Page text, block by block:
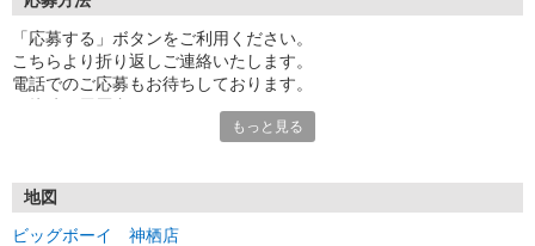
「応募する」ボタンをご利用ください。
こちらより折り返しご連絡いたします。
電話でのご応募もお待ちしております。
もっと見る
地図
ビッグボーイ 神栖店